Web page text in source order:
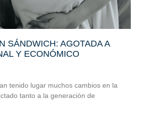
SÁNDWICH: AGOTADA A
Y ECONÓMICO
tenido lugar muchos cambios en la
tanto a la generación de